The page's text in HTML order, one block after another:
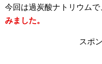
今回は過炭酸ナトリウムで
みました。
スポ